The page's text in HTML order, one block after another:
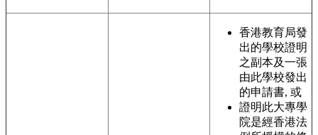
香港教育局發
出的學校證明
之副本及一張
由此學校發出
的申請書, 或
證明此大專學
院是經香港法